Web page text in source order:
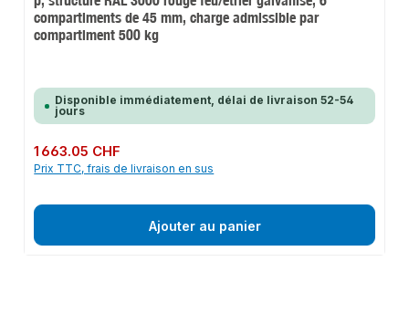
compartiments de 45 mm, charge admissible par
compartiment 500 kg
Disponible immédiatement, délai de livraison 52-54
jours
Prix régulier :
1 663.05 CHF
Prix TTC, frais de livraison en sus
Ajouter au panier